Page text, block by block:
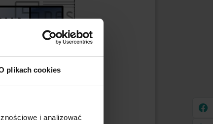
plikach cookies
i analizować